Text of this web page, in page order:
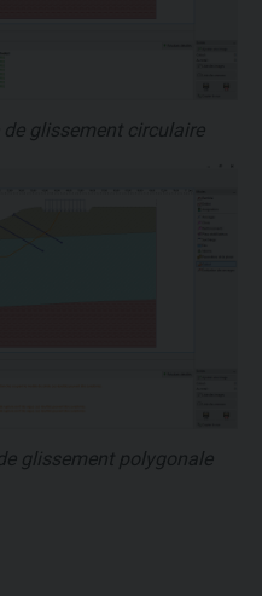
glissement circulaire
glissement polygonale